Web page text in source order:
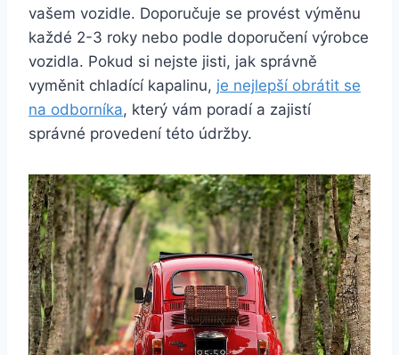
vašem vozidle. Doporučuje se provést výměnu
každé 2-3 roky nebo podle doporučení výrobce
vozidla. Pokud si nejste jisti, jak správně
vyměnit chladící kapalinu, je nejlepší obrátit se
na odborníka, který vám poradí a zajistí
správné provedení této údržby.